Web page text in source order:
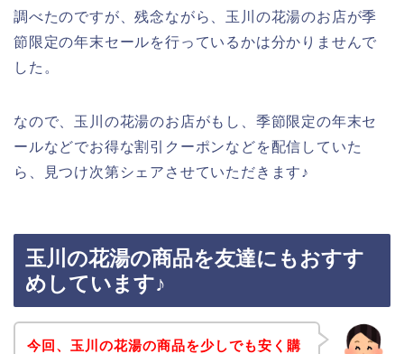
調べたのですが、残念ながら、玉川の花湯のお店が季
節限定の年末セールを行っているかは分かりませんで
した。
なので、玉川の花湯のお店がもし、季節限定の年末セ
ールなどでお得な割引クーポンなどを配信していた
ら、見つけ次第シェアさせていただきます♪
玉川の花湯の商品を友達にもおすす
めしています♪
今回、玉川の花湯の商品を少しでも安く購